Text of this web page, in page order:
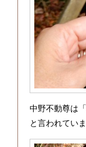
中野不動尊は
と言われていま